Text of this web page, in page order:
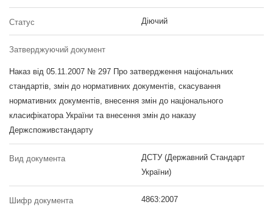
Статус Діючий
Затверджуючий документ
Наказ від 05.11.2007 № 297 Про затвердження національних
стандартів, змін до нормативних документів, скасування
нормативних документів, внесення змін до національного
класифікатора України та внесення змін до наказу
Держспоживстандарту
Вид документа
ДСТУ (Державний Стандарт
України)
Шифр документа 4863:2007